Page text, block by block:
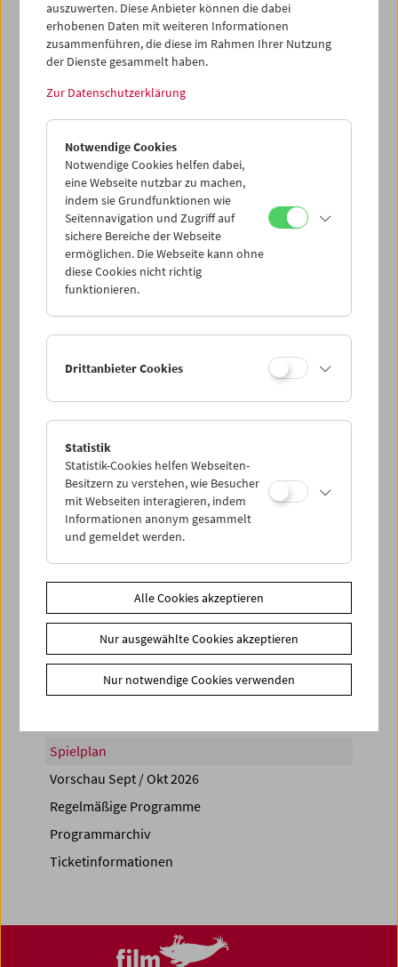
English language or subtitles
< Vorherige Woche
Mo 26.4.
Di 27.4.
Mi 28.4.
Do 29.4.
So 2.5.
PROGRAMM ÜBERBLICK
Spielplan
Vorschau Sept / Okt 2026
Regelmäßige Programme
Programmarchiv
Ticketinformationen
auszuwerten. Diese Anbieter können die dabei
erhobenen Daten mit weiteren Informationen
zusammenführen, die diese im Rahmen Ihrer Nutzung
der Dienste gesammelt haben.
Zur Datenschutzerklärung
Notwendige Cookies
Notwendige Cookies helfen dabei,
eine Webseite nutzbar zu machen,
indem sie Grundfunktionen wie
Seitennavigation und Zugriff auf
sichere Bereiche der Webseite
ermöglichen. Die Webseite kann ohne
diese Cookies nicht richtig
funktionieren.
Drittanbieter Cookies
Statistik
Statistik-Cookies helfen Webseiten-
Besitzern zu verstehen, wie Besucher
mit Webseiten interagieren, indem
Informationen anonym gesammelt
und gemeldet werden.
Alle Cookies akzeptieren
Nur ausgewählte Cookies akzeptieren
Nur notwendige Cookies verwenden